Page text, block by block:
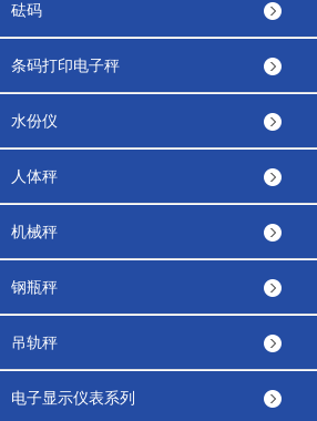
砝码
条码打印电子秤
水份仪
人体秤
机械秤
钢瓶秤
吊轨秤
电子显示仪表系列